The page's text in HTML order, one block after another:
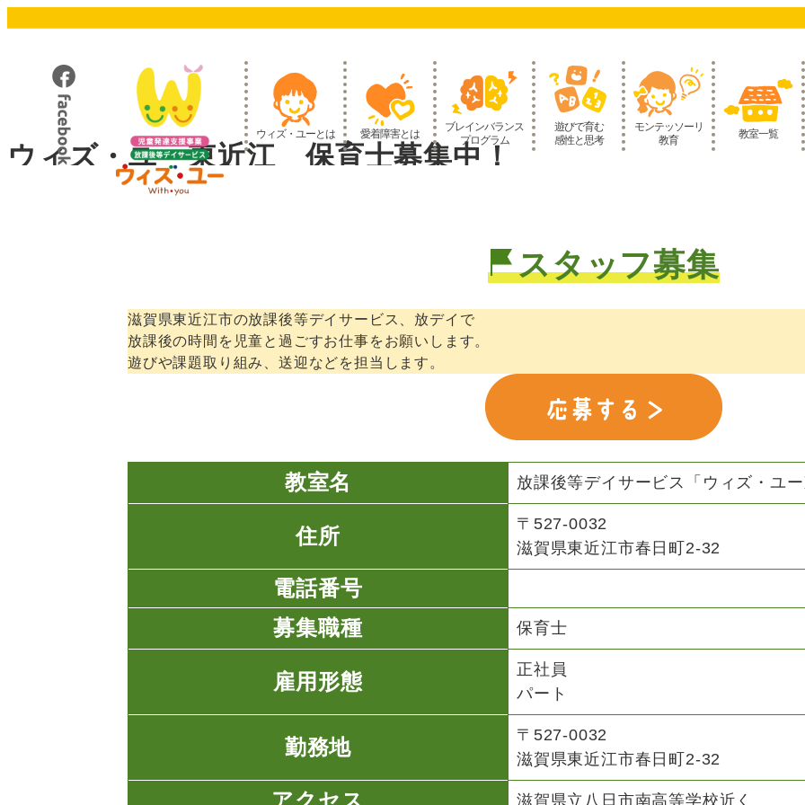
ン
ウィズ・ユーとは 愛着障害とは
ブレインバランス
プログラム
遊びで育む
感性と思考
モンテッソーリ
教育
教室一覧
ウィズ・ユー東近江 保育士募集中！
スタッフ募集
滋賀県東近江市の放課後等デイサービス、放デイで
放課後の時間を児童と過ごすお仕事をお願いします。
遊びや課題取り組み、送迎などを担当します。
教室名 放課後等デイサービス「ウィズ・ユ
住所
〒527-0032
滋賀県東近江市春日町2-32
電話番号
募集職種
保育士
雇用形態
正社員
パート
勤務地
〒527-0032
滋賀県東近江市春日町2-32
アクセス 滋賀県立八日市南高等学校近く